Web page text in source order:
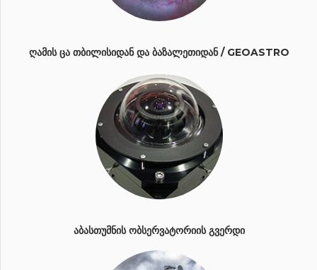
ᲦᲐᲛᲘᲡ ᲪᲐ ᲗᲑᲘᲚᲘᲡᲘᲓᲐᲜ ᲓᲐ ᲑᲐᲖᲐᲚᲔᲗᲘᲓᲐᲜ / GEOASTRO
ᲐᲑᲐᲡᲗᲣᲛᲜᲘᲡ ᲝᲑᲡᲔᲠᲕᲐᲢᲝᲠᲘᲘᲡ ᲒᲕᲔᲠᲓᲘ